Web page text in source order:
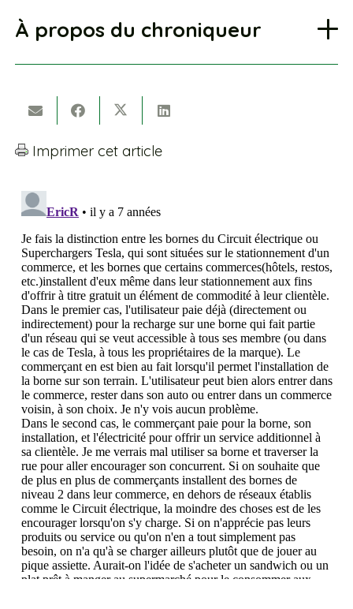
À propos du chroniqueur
Imprimer cet article